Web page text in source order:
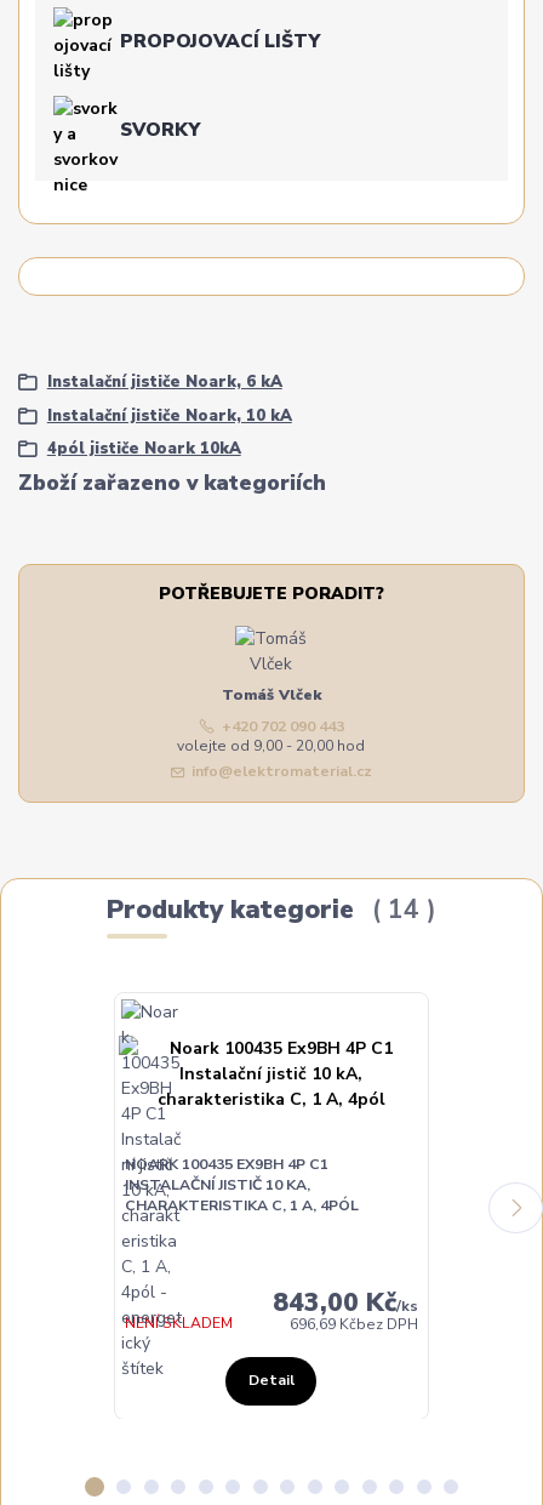
PROPOJOVACÍ LIŠTY
SVORKY
Zboží zařazeno v kategoriích
Instalační jističe Noark, 6 kA
Instalační jističe Noark, 10 kA
4pól jističe Noark 10kA
POTŘEBUJETE PORADIT?
Tomáš Vlček
+420 702 090 443
volejte od 9,00 - 20,00 hod
info@elektromaterial.cz
Produkty kategorie 14
NOARK 100435 EX9BH 4P C1
INSTALAČNÍ JISTIČ 10 KA,
CHARAKTERISTIKA C, 1 A, 4PÓL
843,00 Kč/ks
696,69 Kčbez DPH
NENÍ SKLADEM
Detail
INSTALAČNÍ